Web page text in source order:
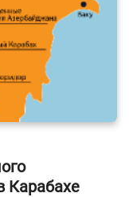
Карабахе